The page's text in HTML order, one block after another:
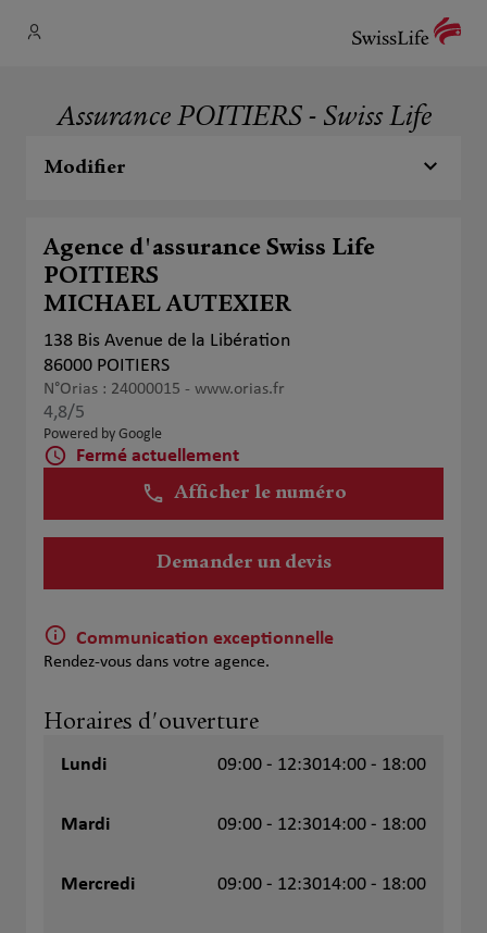
Assurance POITIERS - Swiss Life
Modifier
Agence d'assurance Swiss Life
POITIERS
MICHAEL AUTEXIER
138 Bis Avenue de la Libération
86000 POITIERS
N°Orias : 24000015 - www.orias.fr
4,8/5
Powered by Google
Fermé actuellement
Afficher le numéro
Demander un devis
Communication exceptionnelle
Rendez-vous dans votre agence.
Horaires d'ouverture
Lundi 09:00 - 12:3014:00 - 18:00
Mardi 09:00 - 12:3014:00 - 18:00
Mercredi 09:00 - 12:3014:00 - 18:00